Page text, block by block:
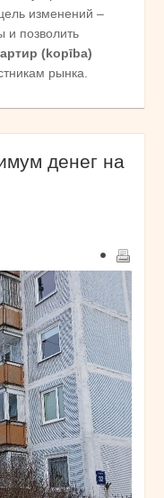
изменений –
и позволить
(kopība)
рынка.
денег на